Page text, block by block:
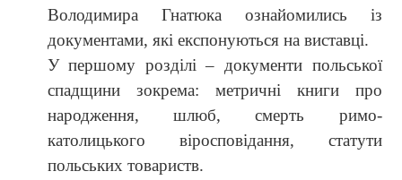
Володимира Гнатюка ознайомились із
документами, які експонуються на виставці.
У першому розділі – документи польської
спадщини зокрема: метричні книги про
народження, шлюб, смерть римо-
католицького віросповідання, статути
польських товариств.